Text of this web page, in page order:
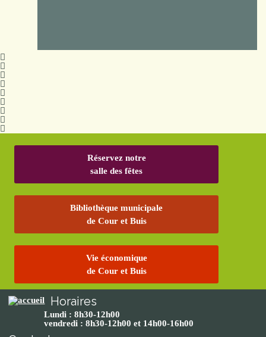
Réservez notre
salle des fêtes
Bibliothèque municipale
de Cour et Buis
Vie économique
de Cour et Buis
Horaires
Lundi : 8h30-12h00
vendredi : 8h30-12h00 et 14h00-16h00